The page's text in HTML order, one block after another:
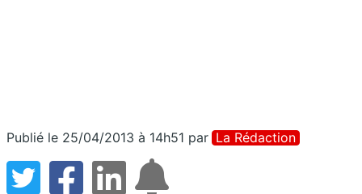
Publié le 25/04/2013 à 14h51 par La Rédaction